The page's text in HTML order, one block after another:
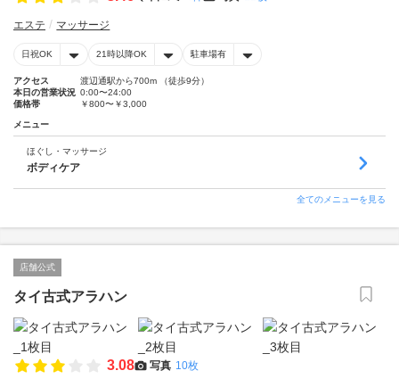
エステ マッサージ
日祝OK 21時以降OK 駐車場有
アクセス
渡辺通駅から700m （徒歩9分）
本日の営業状況 0:00〜24:00
価格帯
￥800〜￥3,000
メニュー
ほぐし・マッサージ
ボディケア
全てのメニューを見る
店舗公式
タイ古式アラハン
3.08 写真 10枚